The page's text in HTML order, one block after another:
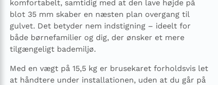
komfortabelt, samtidig med at den lave højde på
blot 35 mm skaber en næsten plan overgang til
gulvet. Det betyder nem indstigning – ideelt for
både børnefamilier og dig, der ønsker et mere
tilgængeligt bademiljø.
Med en vægt på 15,5 kg er brusekaret forholdsvis let
at håndtere under installationen, uden at du går på